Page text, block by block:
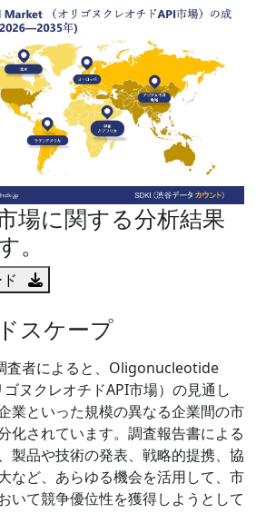
場に関する分析結果
。
スケープ
査者によると、Oligonucleotide
ヌクレオチドAPI市場）の見通し
業といった規模の異なる企業間の市
化されています。調査報告書による
製品や技術の発表、戦略的提携、協
など、あらゆる機会を活用して、市
いて競争優位性を獲得しようとして